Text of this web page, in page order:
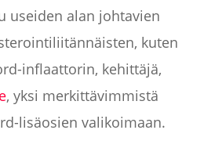
useiden alan johtavien
kuten
inflaattorin, kehittäjä,
, yksi merkittävimmistä
lisäosien valikoimaan.